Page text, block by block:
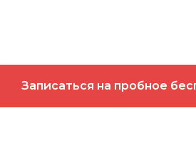
Записаться на пробное